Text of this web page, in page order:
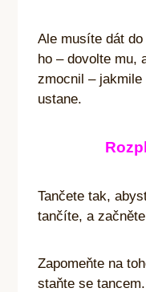
Ale musíte dát
ho – dovolte mu,
zmocnil –
ustane.
Tančete tak,
tančíte, a
Zapomeňte na
staňte se tancem.